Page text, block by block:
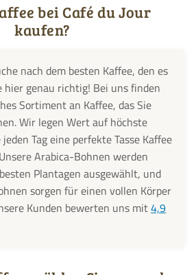
bei Café du Jour
kaufen?
nach dem besten Kaffee, den es
hier genau richtig! Bei uns finden
Sortiment an Kaffee, das Sie
Wir legen Wert auf höchste
Tag eine perfekte Tasse Kaffee
Arabica-Bohnen werden
Plantagen ausgewählt, und
sorgen für einen vollen Körper
Kunden bewerten uns mit4,9